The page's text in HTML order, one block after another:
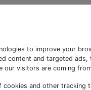
to improve your
content and targeted ads,
our visitors are coming
and other tracking